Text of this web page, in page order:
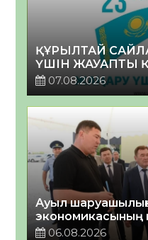
ҚҰРЫЛТАЙ
ҮШІН ЖАУАПТЫ
07.08.2026
Ауыл
экономикасының
06.08.2026